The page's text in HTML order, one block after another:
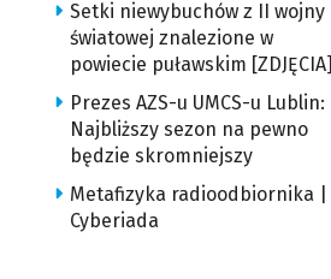
Setki niewybuchów z II wojny
światowej znalezione w
powiecie puławskim [ZDJĘCIA]
Prezes AZS-u UMCS-u Lublin:
Najbliższy sezon na pewno
będzie skromniejszy
Metafizyka radioodbiornika |
Cyberiada